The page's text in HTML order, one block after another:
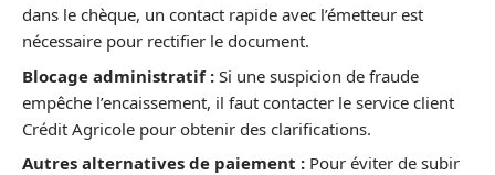
dans le chèque, un contact rapide avec l’émetteur est
nécessaire pour rectifier le document.
Blocage administratif : Si une suspicion de fraude
empêche l’encaissement, il faut contacter le service client
Crédit Agricole pour obtenir des clarifications.
Autres alternatives de paiement : Pour éviter de subir